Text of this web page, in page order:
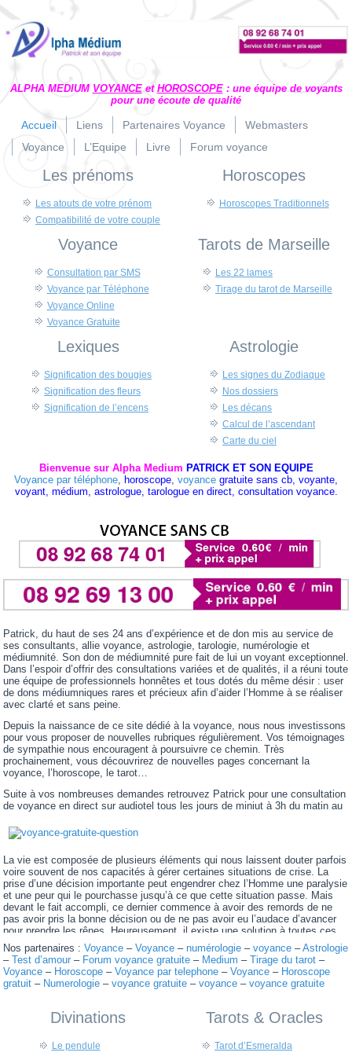
ALPHA MEDIUM VOYANCEet HOROSCOPE: une équipe de voyants
pour une écoute de qualité
Accueil Liens Partenaires Voyance
Webmasters
Voyance
L’Equipe Livre Forum voyance
Les prénoms
Les atouts de votre prénom
Compatibilité de votre couple
Horoscopes
Horoscopes Traditionnels
Voyance
Consultation par SMS
Voyance par Téléphone
Voyance Online
Voyance Gratuite
Tarots de Marseille
Les 22 lames
Tirage du tarot de Marseille
Lexiques
Signification des bougies
Signification des fleurs
Signification de l’encens
Astrologie
Les signes du Zodiaque
Nos dossiers
Les décans
Calcul de l’ascendant
Carte du ciel
Bienvenue sur Alpha Medium PATRICK ET SON EQUIPE
Voyance par téléphone, horoscope, voyance gratuite sans cb, voyante,
voyant, médium, astrologue, tarologue en direct, consultation voyance.
Patrick, du haut de ses 24 ans d’expérience et de don mis au service de
ses consultants, allie voyance, astrologie, tarologie, numérologie et
médiumnité. Son don de médiumnité pure fait de lui un voyant exceptionnel.
Dans l’espoir d’offrir des consultations variées et de qualités, il a réuni toute
une équipe de professionnels honnêtes et tous dotés du même désir : user
de dons médiumniques rares et précieux afin d’aider l’Homme à se réaliser
avec clarté et sans peine.
Depuis la naissance de ce site dédié à la voyance, nous nous investissons
pour vous proposer de nouvelles rubriques régulièrement. Vos témoignages
de sympathie nous encouragent à poursuivre ce chemin. Très
prochainement, vous découvrirez de nouvelles pages concernant la
voyance, l’horoscope, le tarot…
Suite à vos nombreuses demandes retrouvez Patrick pour une consultation
de voyance en direct sur audiotel tous les jours de miniut à 3h du matin au
La vie est composée de plusieurs éléments qui nous laissent douter parfois
voire souvent de nos capacités à gérer certaines situations de crise. La
prise d’une décision importante peut engendrer chez l’Homme une paralysie
et une peur qui le pourchasse jusqu’à ce que cette situation passe. Mais
devant le fait accompli, ce dernier commence à avoir des remords de ne
pas avoir pris la bonne décision ou de ne pas avoir eu l’audace d’avancer
pour prendre les rênes. Heureusement, il existe une solution à toutes ces
personnes qui ont du mal à avancer et à prendre des décisions. Les
craintes et les peurs qui nourrissent l’être humain ne sont que le fruit de ses
interprétations qui ne sont pas souvent correctes. Grâce aux sciences
occultes et plus précisément à la voyance vous découvrirez tous
avantages que vous avez laissé filer par inadvertance. Le cabinet de
des experts capables de vous divulguer plusieurs secrets dont vous ne
doutiez pas de leur existence. Nos voyantes au téléphone direct vous
comprendre les tenants et les aboutissants de plusieurs de vos sujets les
Nos partenaires : Voyance – Voyance – numérologie – voyance –Astrologie
– Test d’amour – Forum voyance gratuite – Medium – Tirage du tarot –
Voyance – Horoscope – Voyance par telephone – Voyance – Horoscope
gratuit – Numerologie – voyance gratuite – voyance – voyance gratuite
Divinations
Le pendule
Tarots & Oracles
Tarot d’Esmeralda